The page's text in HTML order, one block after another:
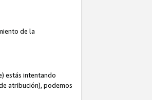
de la
estás intentando
atribución), podemos